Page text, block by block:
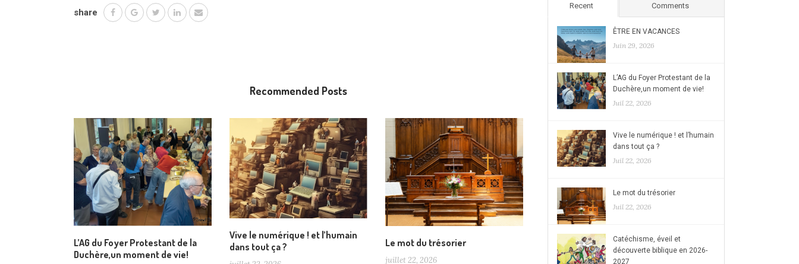
share
Recommended Posts
L’AG du Foyer Protestant de la
Duchère,un moment de vie!
Vive le numérique ! et l’humain
dans tout ça ?
Le mot du trésorier
juillet 22, 2026
Recent Comments
ÊTRE EN VACANCES
Juin 29, 2026
L’AG du Foyer Protestant de la
Duchère,un moment de vie!
Juil 22, 2026
Vive le numérique ! et l’humain
dans tout ça ?
Juil 22, 2026
Le mot du trésorier
Juil 22, 2026
Catéchisme, éveil et
découverte biblique en 2026-
2027